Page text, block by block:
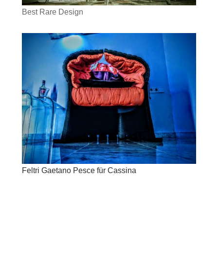
Best Rare Design
Feltri Gaetano Pesce für Cassina